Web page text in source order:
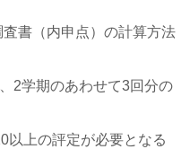
書（内申点）の計算方法
2学期のあわせて3回分の
以上の評定が必要となる